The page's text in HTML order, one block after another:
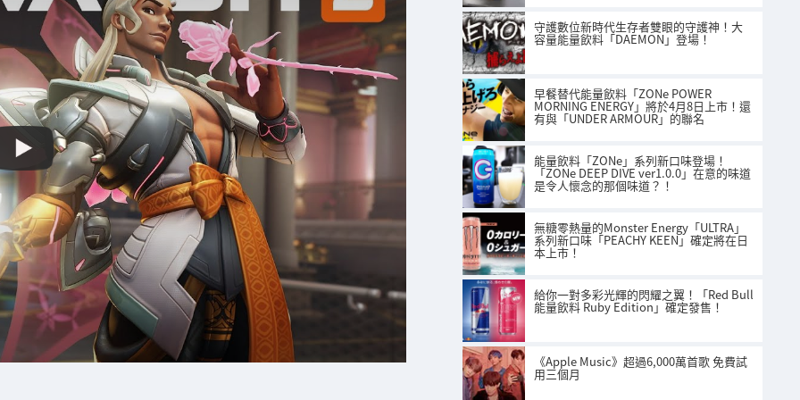
守護數位新時代生存者雙眼的守護神！大
容量能量飲料「DAEMON」登場！
早餐替代能量飲料「ZONe POWER
MORNING ENERGY」將於4月8日上市！還
有與「UNDER ARMOUR」的聯名
能量飲料「ZONe」系列新口味登場！
「ZONe DEEP DIVE ver1.0.0」在意的味道
是令人懷念的那個味道？！
無糖零熱量的Monster Energy「ULTRA」
系列新口味「PEACHY KEEN」確定將在日
本上市！
給你一對多彩光輝的閃耀之翼！「Red Bull
能量飲料 Ruby Edition」確定發售！
《Apple Music》超過6,000萬首歌 免費試
用三個月